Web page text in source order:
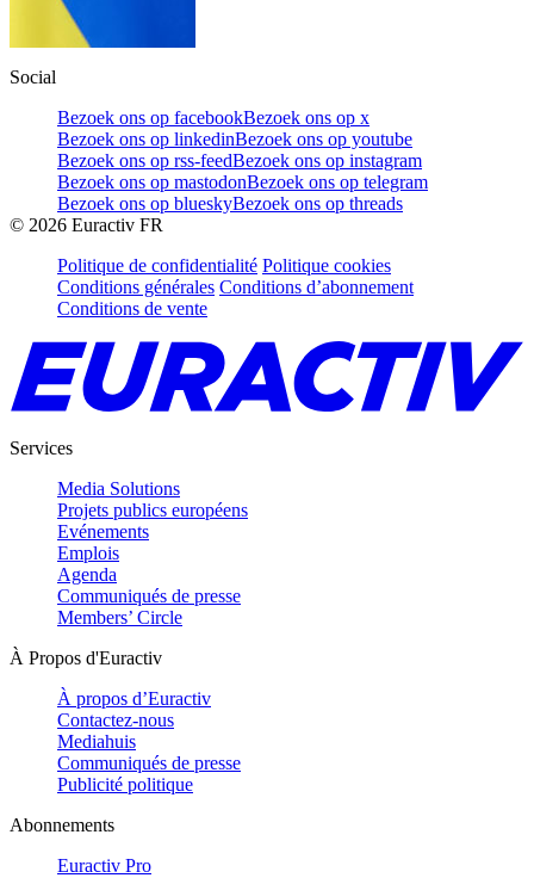
Social
Bezoek ons op facebookBezoek ons op x
Bezoek ons op linkedinBezoek ons op youtube
Bezoek ons op rss-feedBezoek ons op instagram
Bezoek ons op mastodonBezoek ons op telegram
Bezoek ons op blueskyBezoek ons op threads
© 2026 Euractiv FR
Politique de confidentialité Politique cookies
Conditions générales Conditions d’abonnement
Conditions de vente
Services
Media Solutions
Projets publics européens
Evénements
Emplois
Agenda
Communiqués de presse
Members’ Circle
À Propos d'Euractiv
À propos d’Euractiv
Contactez-nous
Mediahuis
Communiqués de presse
Publicité politique
Abonnements
Euractiv Pro